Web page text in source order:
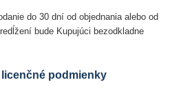
do 30 dní od objednania alebo od
bude Kupujúci bezodkladne
podmienky